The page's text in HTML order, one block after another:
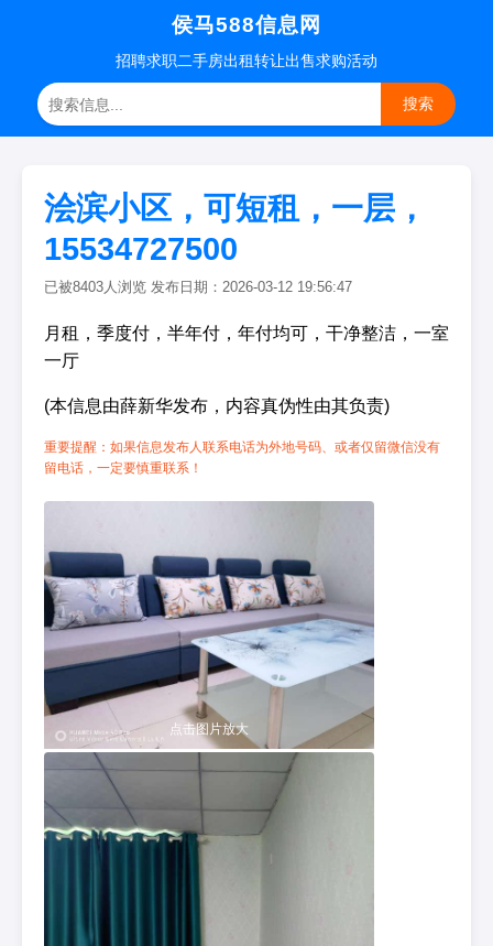
侯马588信息网
招聘求职二手房出租转让出售求购活动
搜索
浍滨小区，可短租，一层，
15534727500
已被8403人浏览 发布日期：2026-03-12 19:56:47
月租，季度付，半年付，年付均可，干净整洁，一室
一厅
(本信息由薛新华发布，内容真伪性由其负责)
重要提醒：如果信息发布人联系电话为外地号码、或者仅留微信没有
留电话，一定要慎重联系！
点击图片放大